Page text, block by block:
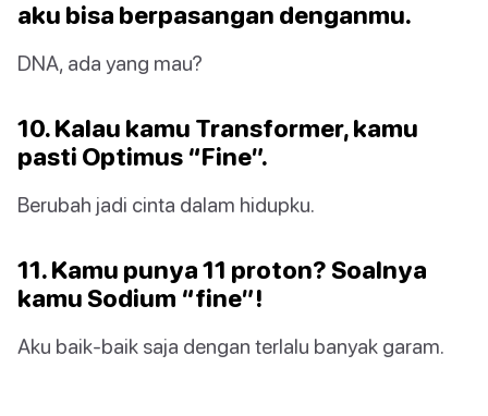
aku bisa berpasangan denganmu.
DNA, ada yang mau?
10. Kalau kamu Transformer, kamu
pasti Optimus “Fine”.
Berubah jadi cinta dalam hidupku.
11. Kamu punya 11 proton? Soalnya
kamu Sodium “fine”!
Aku baik-baik saja dengan terlalu banyak garam.